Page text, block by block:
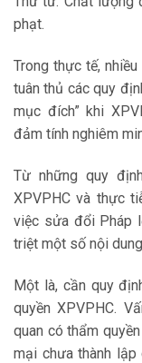
phạt.
Trong thực tế,
tuân thủ các quy
mục đích” khi
đảm tính nghiêm
Từ những quy
XPVPHC và thực
việc sửa đổi Pháp
triệt một số nội
Một là, cần quy
quyền XPVPHC.
quan có thẩm
mại chưa thành lập